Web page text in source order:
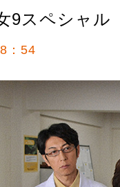
9スペシャル
：54